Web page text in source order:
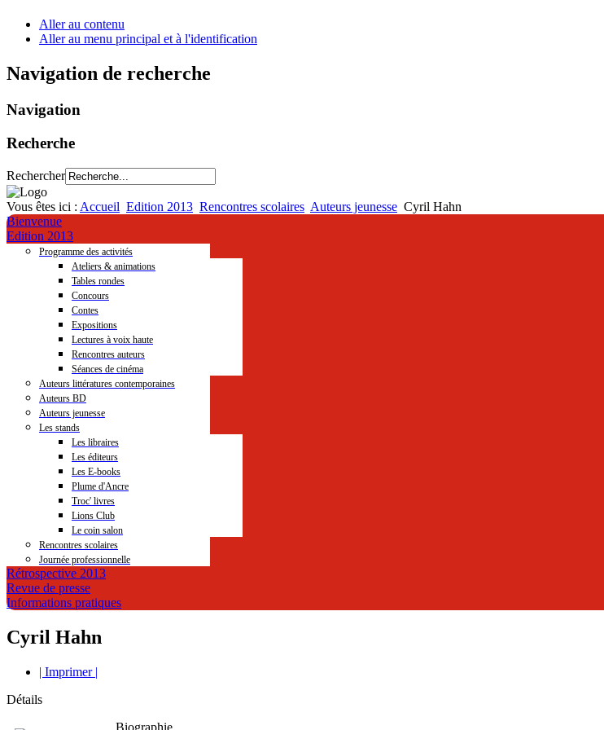
Aller au contenu
Aller au menu principal et à l'identification
Navigation de recherche
Navigation
Recherche
Rechercher
Vous êtes ici : Accueil Edition 2013 Rencontres scolaires Auteurs jeunesse Cyril Hahn
Bienvenue
Edition 2013
Programme des activités
Ateliers & animations
Tables rondes
Concours
Contes
Expositions
Lectures à voix haute
Rencontres auteurs
Séances de cinéma
Auteurs littératures contemporaines
Auteurs BD
Auteurs jeunesse
Les stands
Les libraires
Les éditeurs
Les E-books
Plume d'Ancre
Troc' livres
Lions Club
Le coin salon
Rencontres scolaires
Journée professionnelle
Rétrospective 2013
Revue de presse
Informations pratiques
Cyril Hahn
| Imprimer |
Détails
Biographie